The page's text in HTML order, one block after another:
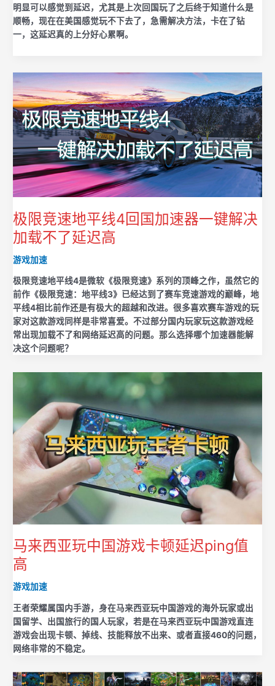
明显可以感觉到延迟，尤其是上次回国玩了之后终于知道什么是
顺畅，现在在美国感觉玩不下去了，急需解决方法，卡在了钻
一，这延迟真的上分好心累啊。
极限竞速地平线4回国加速器一键解决
加载不了延迟高
游戏加速
极限竞速地平线4是微软《极限竞速》系列的顶峰之作，虽然它的
前作《极限竞速：地平线3》已经达到了赛车竞速游戏的巅峰，地
平线4相比前作还是有极大的超越和改进。很多喜欢赛车游戏的玩
家对这款游戏同样是非常喜爱。不过部分国内玩家玩这款游戏经
常出现加载不了和网络延迟高的问题。那么选择哪个加速器能解
决这个问题呢？
马来西亚玩中国游戏卡顿延迟ping值
高
游戏加速
王者荣耀属国内手游，身在马来西亚玩中国游戏的海外玩家或出
国留学、出国旅行的国人玩家，若是在马来西亚玩中国游戏直连
游戏会出现卡顿、掉线、技能释放不出来、或者直接460的问题，
网络非常的不稳定。